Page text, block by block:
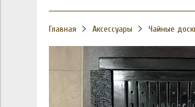
Главная Аксессуары Чайные